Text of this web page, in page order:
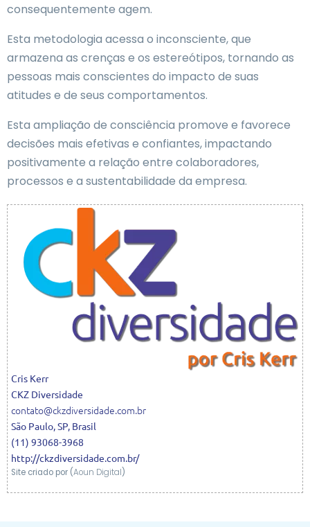
consequentemente agem.
Esta metodologia acessa o inconsciente, que
armazena as crenças e os estereótipos, tornando as
pessoas mais conscientes do impacto de suas
atitudes e de seus comportamentos.
Esta ampliação de consciência promove e favorece
decisões mais efetivas e confiantes, impactando
positivamente a relação entre colaboradores,
processos e a sustentabilidade da empresa.
Cris Kerr
CKZ Diversidade
contato@ckzdiversidade.com.br
São Paulo,SP, Brasil
(11) 93068-3968
http://ckzdiversidade.com.br/
Site criado por (Aoun Digital)